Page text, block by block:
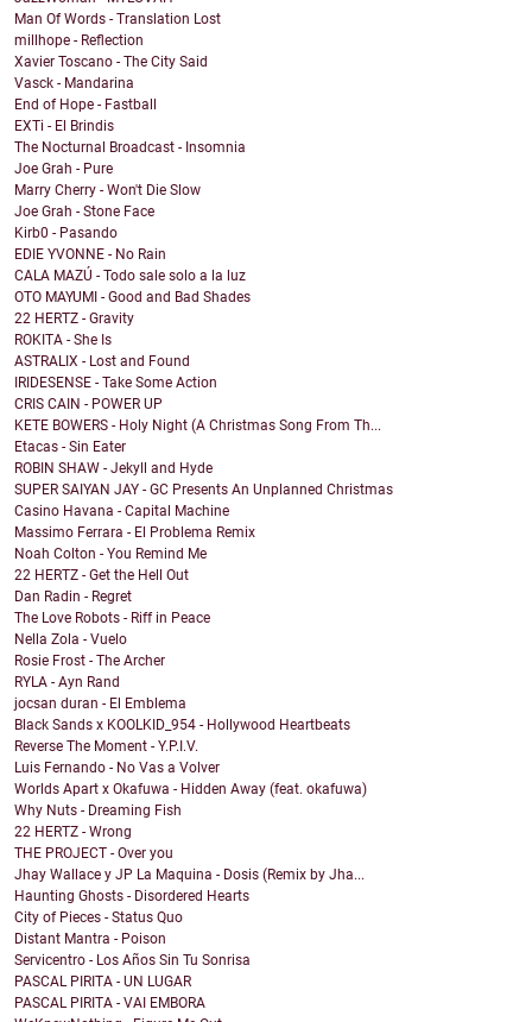
Man Of Words - Translation Lost
millhope - Reflection
Xavier Toscano - The City Said
Vasck - Mandarina
End of Hope - Fastball
EXTi - El Brindis
The Nocturnal Broadcast - Insomnia
Joe Grah - Pure
Marry Cherry - Won't Die Slow
Joe Grah - Stone Face
Kirb0 - Pasando
EDIE YVONNE - No Rain
CALA MAZÚ - Todo sale solo a la luz
OTO MAYUMI - Good and Bad Shades
22 HERTZ - Gravity
ROKITA - She Is
ASTRALIX - Lost and Found
IRIDESENSE - Take Some Action
CRIS CAIN - POWER UP
KETE BOWERS - Holy Night (A Christmas Song From Th...
Etacas - Sin Eater
ROBIN SHAW - Jekyll and Hyde
SUPER SAIYAN JAY - GC Presents An Unplanned Christmas
Casino Havana - Capital Machine
Massimo Ferrara - El Problema Remix
Noah Colton - You Remind Me
22 HERTZ - Get the Hell Out
Dan Radin - Regret
The Love Robots - Riff in Peace
Nella Zola - Vuelo
Rosie Frost - The Archer
RYLA - Ayn Rand
jocsan duran - El Emblema
Black Sands x KOOLKID_954 - Hollywood Heartbeats
Reverse The Moment - Y.P.I.V.
Luis Fernando - No Vas a Volver
Worlds Apart x Okafuwa - Hidden Away (feat. okafuwa)
Why Nuts - Dreaming Fish
22 HERTZ - Wrong
THE PROJECT - Over you
Jhay Wallace y JP La Maquina - Dosis (Remix by Jha...
Haunting Ghosts - Disordered Hearts
City of Pieces - Status Quo
Distant Mantra - Poison
Servicentro - Los Años Sin Tu Sonrisa
PASCAL PIRITA - UN LUGAR
PASCAL PIRITA - VAI EMBORA